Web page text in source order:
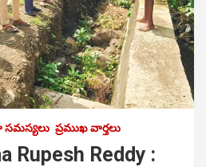
సమస్యలు ప్రముఖ వార్తలు
Rupesh Reddy :